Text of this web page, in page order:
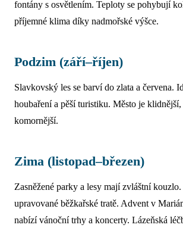
fontány s osvětlením. Teploty se pohybují
příjemné klima díky nadmořské výšce.
Podzim (září–říjen)
Slavkovský les se barví do zlata a červena.
houbaření a pěší turistiku. Město je klidnější,
komornější.
Zima (listopad–březen)
Zasněžené parky a lesy mají zvláštní
upravované běžkařské tratě. Advent v
nabízí vánoční trhy a koncerty. Lázeňská